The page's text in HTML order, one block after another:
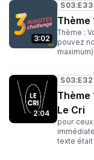
mais ça
vous, et
mois :
3:02
S03:E33
Thème
Thème :
pouvez
suivante
Août
Yop et Dan
2:04
S03:E32
Thème
Le Cri
pour ceux
texte